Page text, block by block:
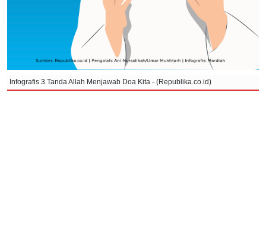
Infografis 3 Tanda Allah Menjawab Doa Kita - (Republika.co.id)